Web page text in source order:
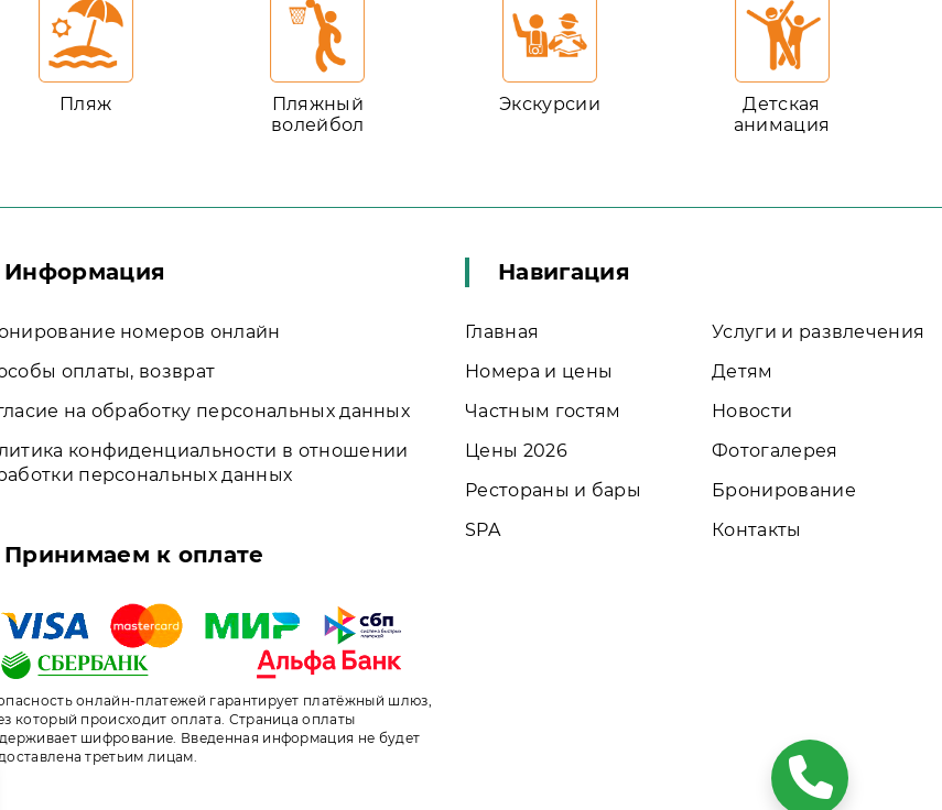
Пляж
Пляжный
волейбол
Экскурсии
Детская
анимация
Информация
номеров онлайн
оплаты, возврат
на обработку персональных данных
конфиденциальности в отношении
персональных данных
Принимаем к оплате
онлайн-платежей гарантирует платёжный шлюз,
который происходит оплата. Страница оплаты
шифрование. Введенная информация не будет
третьим лицам.
Навигация
Главная
Номера и цены
Частным гостям
Цены 2026
Рестораны и бары
SPA
Услуги и развлечения
Детям
Новости
Фотогалерея
Бронирование
Контакты